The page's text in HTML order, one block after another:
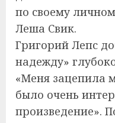
по своему
Леша Свик.
Григорий Лепс
надежду»
«Меня зацепила
было очень
произведение».